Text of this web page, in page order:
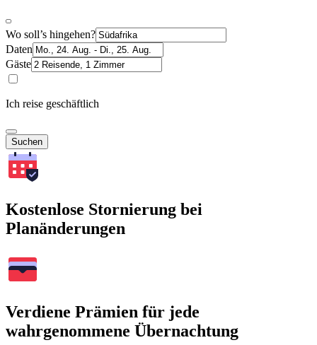
Wo soll’s hingehen?
Daten
Gäste
Ich reise geschäftlich
Suchen
Kostenlose Stornierung bei
Planänderungen
Verdiene Prämien für jede
wahrgenommene Übernachtung